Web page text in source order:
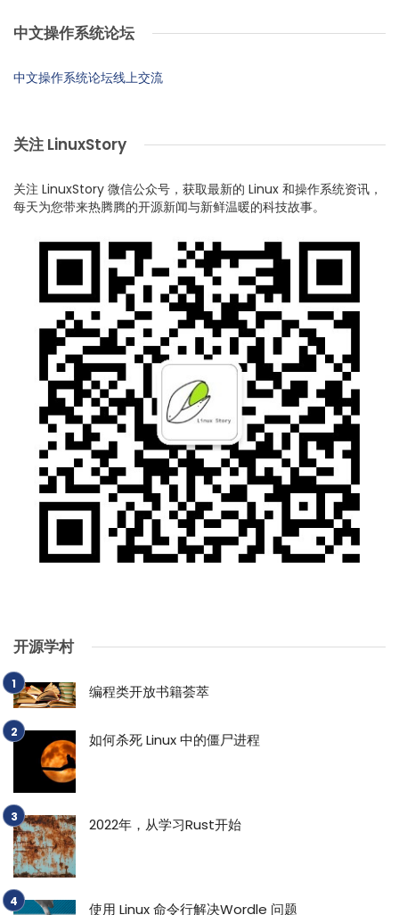
中文操作系统论坛
中文操作系统论坛线上交流
关注 LinuxStory
关注 LinuxStory 微信公众号，获取最新的 Linux 和操作系统资讯，
每天为您带来热腾腾的开源新闻与新鲜温暖的科技故事。
开源学村
编程类开放书籍荟萃
如何杀死 Linux 中的僵尸进程
2022年，从学习Rust开始
使用 Linux 命令行解决Wordle 问题